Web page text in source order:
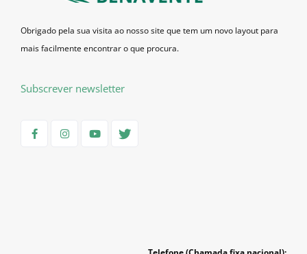
Obrigado pela sua visita ao nosso site que tem um novo layout para
mais facilmente encontrar o que procura.
Subscrever newsletter